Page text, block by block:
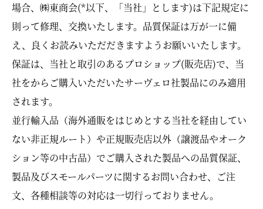
場合、㈱東商会(*以下、「当社」とします)は下記規定に
則って修理、交換いたします。品質保証は万が一に備
え、良くお読みいただだきますようお願いいたします。
保証は、当社と取引のあるプロショップ(販売店)で、当
社をからご購入いただいたサーヴェロ社製品にのみ適用
されます。
並行輸入品（海外通販をはじめとする当社を経由してい
ない非正規ルート）や正規販売店以外（譲渡品やオーク
ション等の中古品）でご購入された製品への品質保証、
製品及びスモールパーツに関するお問い合わせ、ご注
文、各種相談等の対応は一切行っておりません。